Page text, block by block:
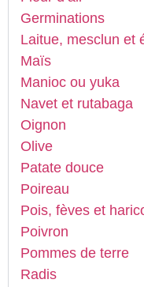
Germinations
Laitue, mesclun et
Maïs
Manioc ou yuka
Navet et rutabaga
Oignon
Olive
Patate douce
Poireau
Pois, fèves et
Poivron
Pommes de terre
Radis